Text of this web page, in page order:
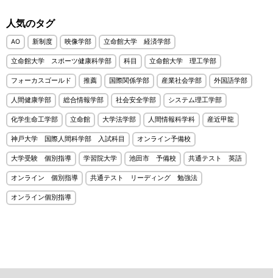
人気のタグ
AO 新制度 映像学部 立命館大学 経済学部
立命館大学 スポーツ健康科学部 科目 立命館大学 理工学部
フォーカスゴールド 推薦 国際関係学部 産業社会学部 外国語学部
人間健康学部 総合情報学部 社会安全学部 システム理工学部
化学生命工学部 立命館 大学法学部 人間情報科学科 産近甲龍
神戸大学 国際人間科学部 入試科目 オンライン予備校
大学受験 個別指導 学習院大学 池田市 予備校 共通テスト 英語
オンライン 個別指導 共通テスト リーディング 勉強法
オンライン個別指導